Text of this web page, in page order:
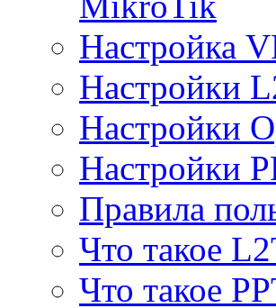
Настройка
Настройки
Настройки
Настройки
Правила
Что такое
Что такое